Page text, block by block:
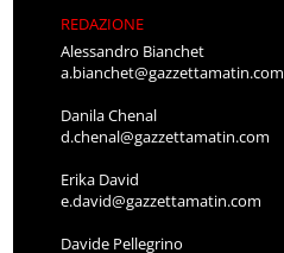
REDAZIONE
Alessandro Bianchet
a.bianchet@gazzettamatin.com
Danila Chenal
d.chenal@gazzettamatin.com
Erika David
e.david@gazzettamatin.com
Davide Pellegrino